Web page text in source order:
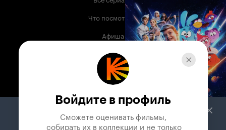
Что посмотреть
Афиша
Музыка
Телепрограмма
Служба поддержки
Войдите в профиль
Сможете оценивать фильмы,
собирать их в коллекции и не только